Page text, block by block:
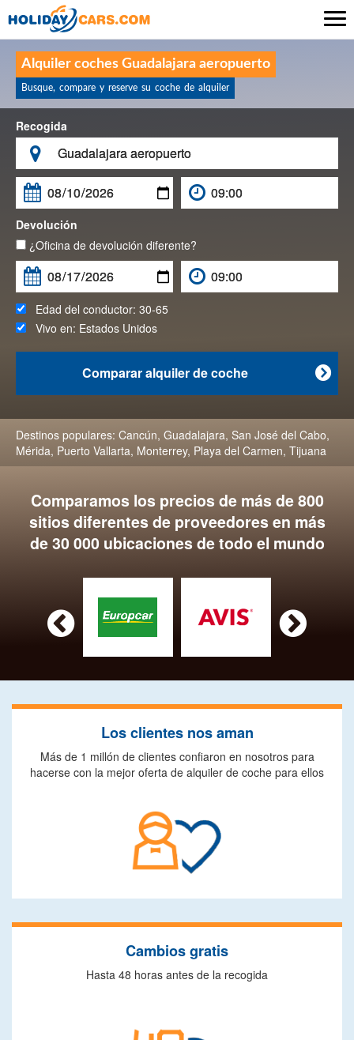
Alquiler coches Guadalajara aeropuerto
Busque, compare y reserve su coche de alquiler
Recogida


Devolución
¿Oficina de devolución diferente?
Edad del conductor: 30-65
Vivo en: Estados Unidos

Comparar alquiler de coche
Destinos populares: Cancún, Guadalajara, San José del Cabo,
Mérida, Puerto Vallarta, Monterrey, Playa del Carmen, Tijuana
Comparamos los precios de más de 800
sitios diferentes de proveedores en más
de 30 000 ubicaciones de todo el mundo
 
Los clientes nos aman
Más de 1 millón de clientes confiaron en nosotros para
hacerse con la mejor oferta de alquiler de coche para ellos
Cambios gratis
Hasta 48 horas antes de la recogida